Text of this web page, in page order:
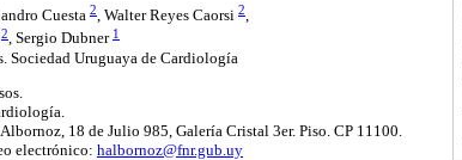
Cuesta 2, Walter Reyes Caorsi 2,
2, Sergio Dubner 1
Sociedad Uruguaya de Cardiología
18 de Julio 985, Galería Cristal 3er. Piso. CP 11100.
electrónico: halbornoz@fnr.gub.uy